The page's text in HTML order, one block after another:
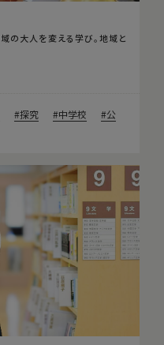
の大人を変える学び。地域と
探究 中学校
公